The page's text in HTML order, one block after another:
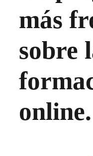
más
sobre
online.